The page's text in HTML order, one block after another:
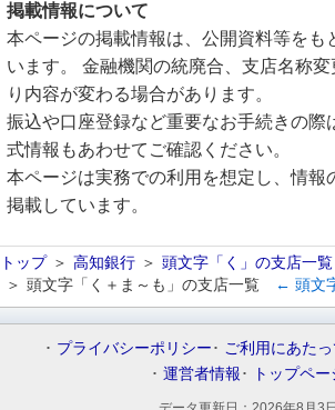
掲載情報について
本ページの掲載情報は、公開資料等をも
います。 金融機関の統廃合、支店名称
り内容が変わる場合があります。
振込や口座登録など重要なお手続きの際
式情報もあわせてご確認ください。
本ページは実務での利用を想定し、情報
掲載しています。
トップ 高知銀行
頭文字「く」の支店一覧
頭文字「く＋ま～も」の支店一覧
← 頭文
プライバシーポリシー ご利用にあたっ
運営者情報
トップペー